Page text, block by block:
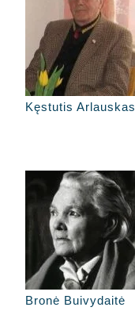
Kęstutis Arlauskas
Bronė Buivydaitė